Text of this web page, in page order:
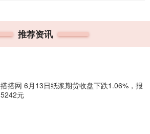
推荐资讯
搭搭网 6月13日纸浆期货收盘下跌1.06%，报
5242元